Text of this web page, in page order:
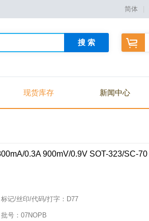
简体
搜 索
现货库存 新闻中心
0.3A 900mV/0.9V SOT-323/SC-70
标记/丝印/代码/打字： D77
批号： 07NOPB